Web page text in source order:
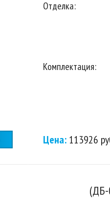
Отделка:
Комплектация:
Цена: 113926
(ДБ-